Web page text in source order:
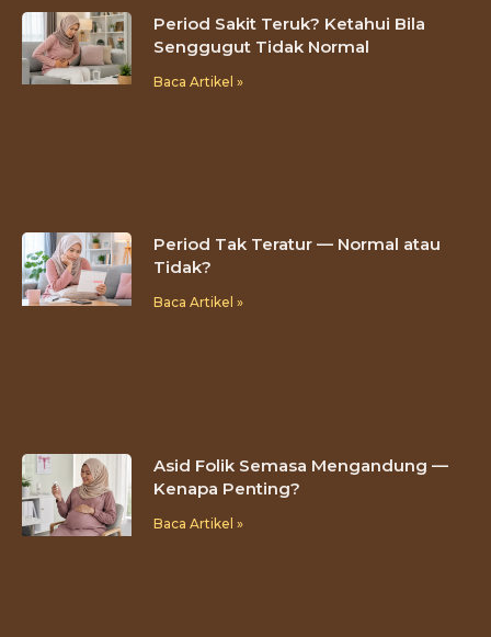
Period Sakit Teruk? Ketahui Bila
Senggugut Tidak Normal
Baca Artikel »
Period Tak Teratur — Normal atau
Tidak?
Baca Artikel »
Asid Folik Semasa Mengandung —
Kenapa Penting?
Baca Artikel »